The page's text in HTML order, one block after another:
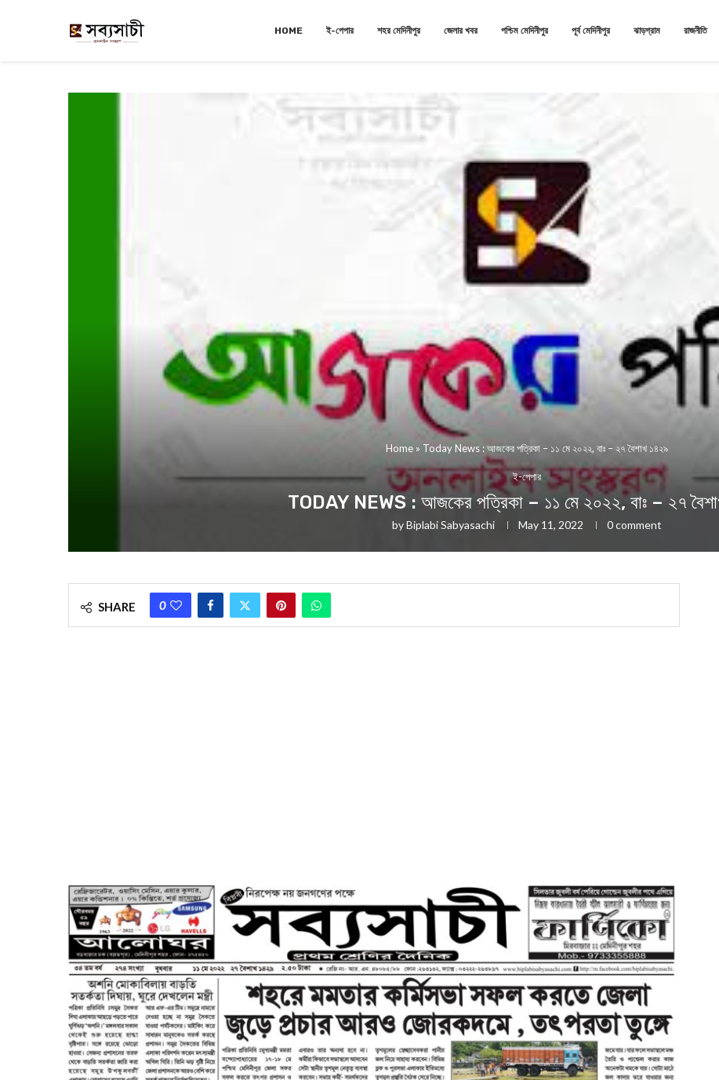
HOME ই-পেপার শহর মেদিনীপুর জেলার খবর পশ্চিম মেদিনীপুর পূর্ব মেদিনীপুর ঝাড়গ্রাম রাজনীতি
Home » Today News : আজকের পত্রিকা – ১১ মে ২০২২, বাঃ – ২৭ বৈশাখ ১৪২৯
ই-পেপার
TODAY NEWS : আজকের পত্রিকা – ১১ মে ২০২২, বাঃ – ২৭
byBiplabi Sabyasachi May 11, 2022 0 comment
SHARE 0